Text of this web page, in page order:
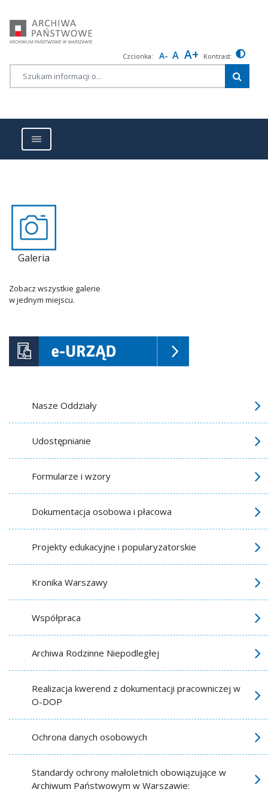
PAŃSTWOWE
Czcionka: A- A A+ Kontrast: cu-
Galeria
Zobacz wszystkie galerie
w jednym miejscu.
Nasze Oddziały
Udostępnianie
Formularze i wzory
Dokumentacja osobowa i płacowa
Projekty edukacyjne i popularyzatorskie
Kronika Warszawy
Współpraca
Archiwa Rodzinne Niepodległej
Realizacja kwerend z dokumentacji pracowniczej w
O-DOP
Ochrona danych osobowych
Standardy ochrony małoletnich obowiązujące w
Archiwum Państwowym w Warszawie: